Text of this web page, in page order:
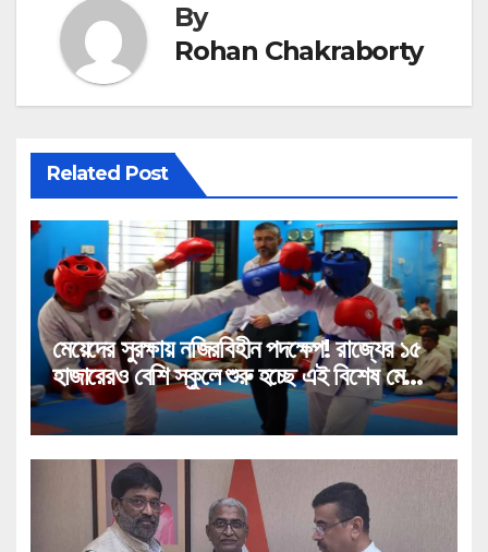
By
Rohan Chakraborty
Related Post
মেয়েদের সুরক্ষায় নজিরবিহীন পদক্ষেপ! রাজ্যের ১৫
হাজারেরও বেশি স্কুলে শুরু হচ্ছে এই বিশেষ মেগা
প্রশিক্ষণ!